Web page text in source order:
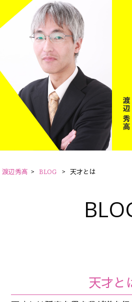
渡辺秀高 > BLOG > 天才とは
天才と